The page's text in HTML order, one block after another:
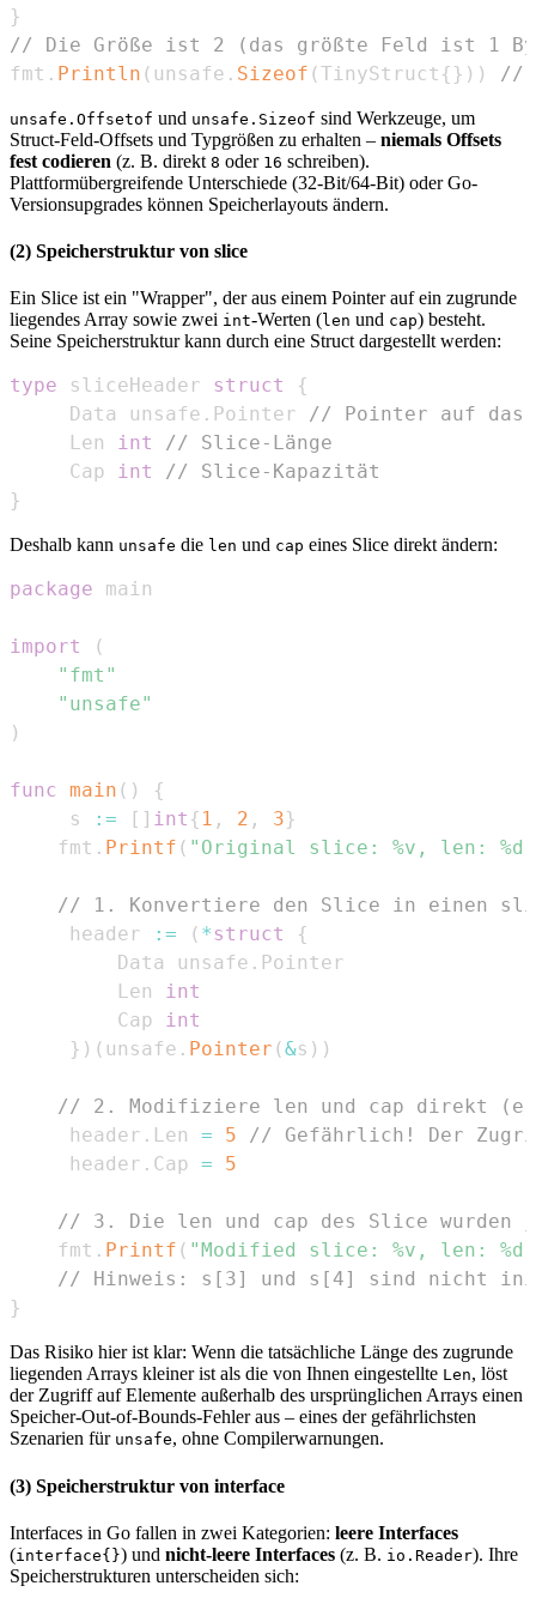
}
// Die Größe ist 2 (das größte Feld ist 1
fmt . Println ( unsafe . Sizeof (TinyStruct { } ) ) //
unsafe.Offsetof und unsafe.Sizeof sind Werkzeuge, um
Struct-Feld-Offsets und Typgrößen zu erhalten – niemals Offsets
fest codieren (z. B. direkt 8 oder 16 schreiben).
Plattformübergreifende Unterschiede (32-Bit/64-Bit) oder Go-
Versionsupgrades können Speicherlayouts ändern.
(2) Speicherstruktur von slice
Ein Slice ist ein "Wrapper", der aus einem Pointer auf ein zugrunde
liegendes Array sowie zwei int-Werten (len und cap) besteht.
Seine Speicherstruktur kann durch eine Struct dargestellt werden:
type sliceHeader struct
{
	 Data unsafe
. Pointer // Pointer auf das
	 Len
int
// Slice-Länge
	 Cap
int
// Slice-Kapazität
}
Deshalb kann unsafe die len und cap eines Slice direkt ändern:
package
import
(
"fmt"
"unsafe"
)
func main ( )
{
	 s
:= [ ] int { 1 , 2 , 3}
	fmt
. Printf ( "Original slice: %v, len: %d,
// 1. Konvertiere den Slice in einen
	 header
:= ( *struct
{
		 Data unsafe
.
		 Len
int
		 Cap
int
} ) ( unsafe . Pointer (&s ) )
// 2. Modifiziere len und cap direkt
	 header
. Len = 5
// Gefährlich! Der
	 header
. Cap = 5
// 3. Die len und cap des Slice
	fmt
. Printf ( "Modified slice: %v, len:
// Hinweis: s[3] und s[4] sind nicht
}
Das Risiko hier ist klar: Wenn die tatsächliche Länge des zugrunde
liegenden Arrays kleiner ist als die von Ihnen eingestellte Len, löst
der Zugriff auf Elemente außerhalb des ursprünglichen Arrays einen
Speicher-Out-of-Bounds-Fehler aus – eines der gefährlichsten
Szenarien für unsafe, ohne Compilerwarnungen.
(3) Speicherstruktur von interface
Interfaces in Go fallen in zwei Kategorien: leere Interfaces
(interface{}) und nicht-leere Interfaces (z. B. io.Reader). Ihre
Speicherstrukturen unterscheiden sich: